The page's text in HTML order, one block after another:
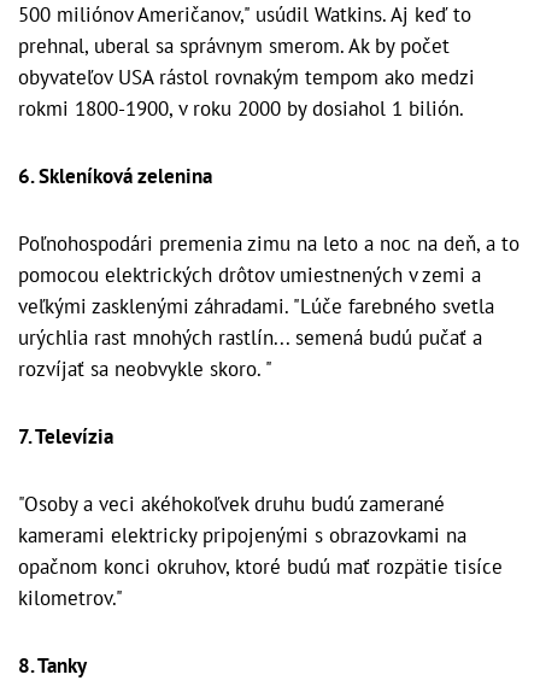
500 miliónov Američanov," usúdil Watkins. Aj keď to
prehnal, uberal sa správnym smerom. Ak by počet
obyvateľov USA rástol rovnakým tempom ako medzi
rokmi 1800-1900, v roku 2000 by dosiahol 1 bilión.
6. Skleníková zelenina
Poľnohospodári premenia zimu na leto a noc na deň, a to
pomocou elektrických drôtov umiestnených v zemi a
veľkými zasklenými záhradami. "Lúče farebného svetla
urýchlia rast mnohých rastlín... semená budú pučať a
rozvíjať sa neobvykle skoro. "
7. Televízia
"Osoby a veci akéhokoľvek druhu budú zamerané
kamerami elektricky pripojenými s obrazovkami na
opačnom konci okruhov, ktoré budú mať rozpätie tisíce
kilometrov."
8. Tanky